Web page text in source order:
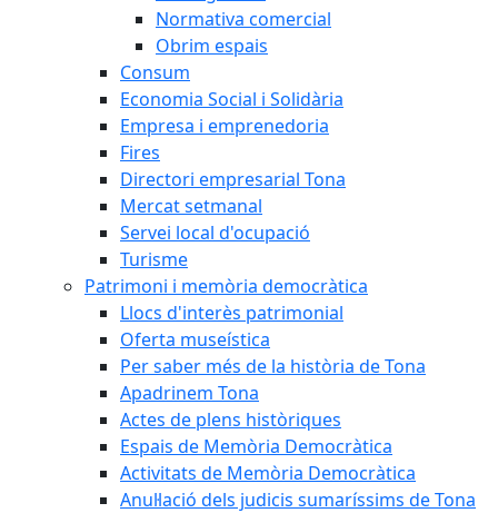
Normativa comercial
Obrim espais
Consum
Economia Social i Solidària
Empresa i emprenedoria
Fires
Directori empresarial Tona
Mercat setmanal
Servei local d'ocupació
Turisme
Patrimoni i memòria democràtica
Llocs d'interès patrimonial
Oferta museística
Per saber més de la història de Tona
Apadrinem Tona
Actes de plens històriques
Espais de Memòria Democràtica
Activitats de Memòria Democràtica
Anul·lació dels judicis sumaríssims de Tona